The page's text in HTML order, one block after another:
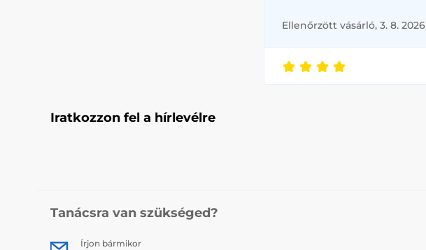
Ellenőrzött vásárló, 3. 8. 2026
Iratkozzon fel a hírlevélre
Tanácsra van szükséged?
Írjon bármikor